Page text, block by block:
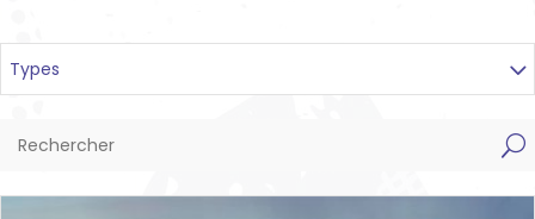
Types
U